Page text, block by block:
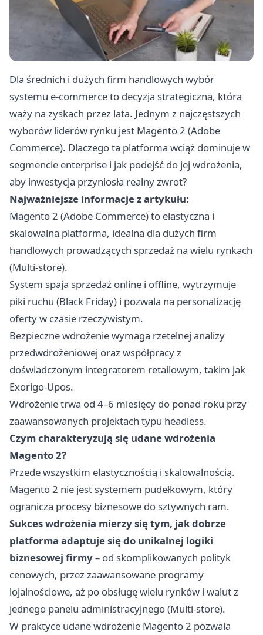
Dla średnich i dużych firm handlowych wybór
systemu e-commerce to decyzja strategiczna, która
waży na zyskach przez lata. Jednym z najczęstszych
wyborów liderów rynku jest Magento 2 (Adobe
Commerce). Dlaczego ta platforma wciąż dominuje w
segmencie enterprise i jak podejść do jej wdrożenia,
aby inwestycja przyniosła realny zwrot?
Najważniejsze informacje z artykułu:
Magento 2 (Adobe Commerce) to elastyczna i
skalowalna platforma, idealna dla dużych firm
handlowych prowadzących sprzedaż na wielu rynkach
(Multi-store).
System spaja sprzedaż online i offline, wytrzymuje
piki ruchu (Black Friday) i pozwala na personalizację
oferty w czasie rzeczywistym.
Bezpieczne wdrożenie wymaga rzetelnej analizy
przedwdrożeniowej oraz współpracy z
doświadczonym integratorem retailowym, takim jak
Exorigo-Upos.
Wdrożenie trwa od 4–6 miesięcy do ponad roku przy
zaawansowanych projektach typu headless.
Czym charakteryzują się udane wdrożenia
Magento 2?
Przede wszystkim elastycznością i skalowalnością.
Magento 2 nie jest systemem pudełkowym, który
ogranicza procesy biznesowe do sztywnych ram.
Sukces wdrożenia mierzy się tym, jak dobrze
platforma adaptuje się do unikalnej logiki
biznesowej firmy– od skomplikowanych polityk
cenowych, przez zaawansowane programy
lojalnościowe, aż po obsługę wielu rynków i walut z
jednego panelu administracyjnego (Multi-store).
W praktyce udanewdrożenie Magento 2 pozwala